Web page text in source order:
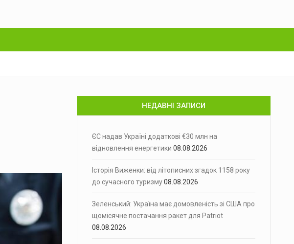
НЕДАВНІ ЗАПИСИ
ЄС надав Україні додаткові €30 млн на
відновлення енергетики 08.08.2026
Історія Виженки: від літописних згадок 1158 року
до сучасного туризму08.08.2026
Зеленський: Україна має домовленість зі США про
щомісячне постачання ракет для Patriot
08.08.2026